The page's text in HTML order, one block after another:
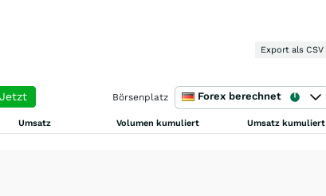
Export als CSV
Jetzt Börsenplatz Forex berechnet
Umsatz Volumen kumuliert Umsatz kumuliert